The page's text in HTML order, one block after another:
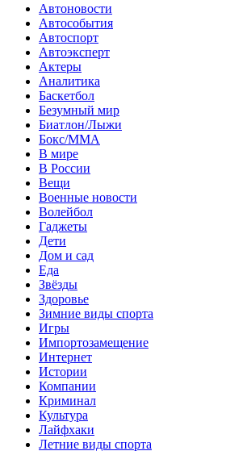
Автоновости
Автособытия
Автоспорт
Автоэксперт
Актеры
Аналитика
Баскетбол
Безумный мир
Биатлон/Лыжи
Бокс/MMA
В мире
В России
Вещи
Военные новости
Волейбол
Гаджеты
Дети
Дом и сад
Еда
Звёзды
Здоровье
Зимние виды спорта
Игры
Импортозамещение
Интернет
Истории
Компании
Криминал
Культура
Лайфхаки
Летние виды спорта